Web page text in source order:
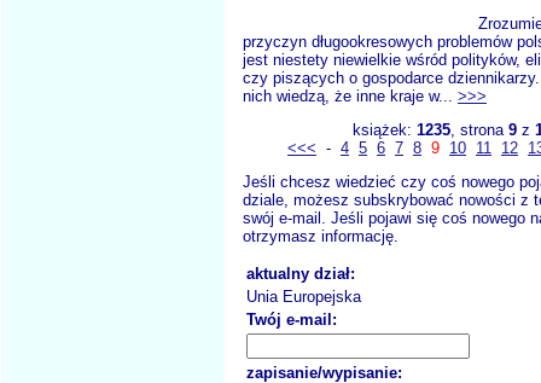
przyczyn długookresowych problemów
jest niestety niewielkie wśród polityków,
czy piszących o gospodarce
nich wiedzą, że inne kraje w... >>>
książek: 1235, strona 9z
<<< - 4 5 6 7 8 9 10 11 12
Jeśli chcesz wiedzieć czy coś nowego
dziale, możesz subskrybować nowości z
swój e-mail. Jeśli pojawi się coś nowego
otrzymasz informację.
aktualny dział:
Unia Europejska
Twój e-mail:
zapisanie/wypisanie: